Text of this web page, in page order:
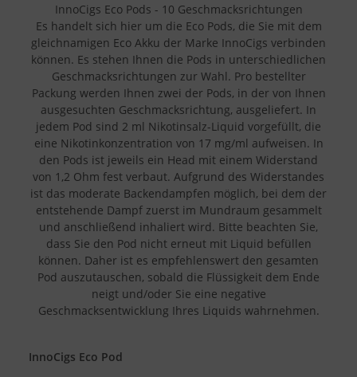
InnoCigs Eco Pods - 10 Geschmacksrichtungen
Es handelt sich hier um die Eco Pods, die Sie mit dem
gleichnamigen Eco Akku der Marke InnoCigs verbinden
können. Es stehen Ihnen die Pods in unterschiedlichen
Geschmacksrichtungen zur Wahl. Pro bestellter
Packung werden Ihnen zwei der Pods, in der von Ihnen
ausgesuchten Geschmacksrichtung, ausgeliefert. In
jedem Pod sind 2 ml Nikotinsalz-Liquid vorgefüllt, die
eine Nikotinkonzentration von 17 mg/ml aufweisen. In
den Pods ist jeweils ein Head mit einem Widerstand
von 1,2 Ohm fest verbaut. Aufgrund des Widerstandes
ist das moderate Backendampfen möglich, bei dem der
entstehende Dampf zuerst im Mundraum gesammelt
und anschließend inhaliert wird. Bitte beachten Sie,
dass Sie den Pod nicht erneut mit Liquid befüllen
können. Daher ist es empfehlenswert den gesamten
Pod auszutauschen, sobald die Flüssigkeit dem Ende
neigt und/oder Sie eine negative
Geschmacksentwicklung Ihres Liquids wahrnehmen.
InnoCigs Eco Pod